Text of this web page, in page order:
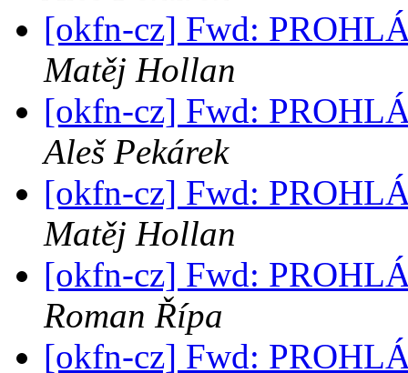
[okfn-cz] Fwd:
Matěj Hollan
[okfn-cz] Fwd:
Aleš Pekárek
[okfn-cz] Fwd:
Matěj Hollan
[okfn-cz] Fwd:
Roman Řípa
[okfn-cz] Fwd: